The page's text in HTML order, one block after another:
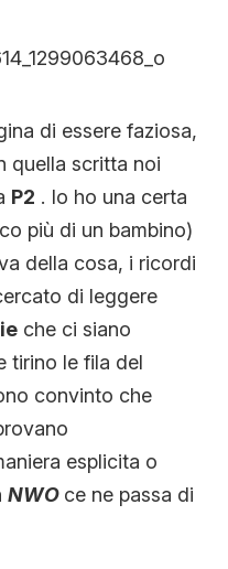
di essere faziosa,
quella scritta noi
P2 . Io ho una certa
più di un bambino)
della cosa, i ricordi
di leggere
che ci siano
tirino le fila del
convinto che
esplicita o
NWO ce ne passa di